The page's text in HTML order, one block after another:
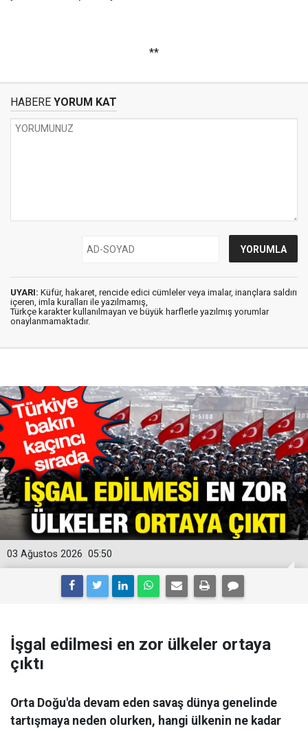
**
HABERE YORUM KAT
UYARI: Küfür, hakaret, rencide edici cümleler veya imalar, inançlara saldırı
içeren, imla kuralları ile yazılmamış,
Türkçe karakter kullanılmayan ve büyük harflerle yazılmış yorumlar
onaylanmamaktadır.
05:50
03 Ağustos 2026
İşgal edilmesi en zor ülkeler ortaya
çıktı
Orta Doğu'da devam eden savaş dünya genelinde
tartışmaya neden olurken, hangi ülkenin ne kadar